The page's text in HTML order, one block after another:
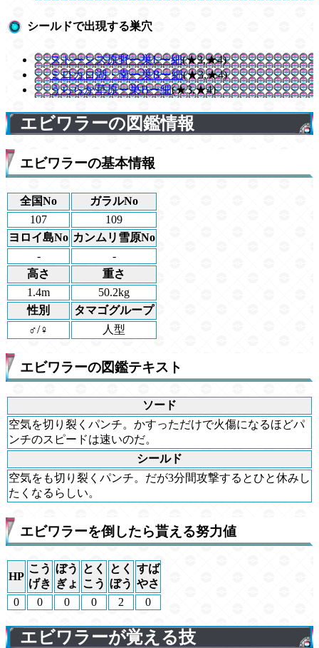
シールドで出現する巣穴
ストーンズ原野ー巣Lー細(★3,★4)
ミロカロ湖・南ー巣Bー細(★3,★4)
うららか草原ー巣Bー細(★3,★4)
エビワラーの図鑑情報
エビワラーの基本情報
全国No
ガラルNo
107
109
ヨロイ島No カンムリ雪原No
-
-
高さ
重さ
1.4m
50.2kg
性別
タマゴグループ
♂/♀
人型
エビワラーの図鑑テキスト
ソード
空気を切り裂くパンチ。かすっただけで火傷になるほどパ
ンチのスピードは速いのだ。
シールド
空気をも切り裂くパンチ。だが3分間攻撃するとひと休みし
たくなるらしい。
エビワラーを倒したら貰える努力値
HP
こう
げき
ぼう
ぎょ
とく
こう
とく
ぼう
すば
やさ
0
0 0 0 2 0
エビワラーが覚える技